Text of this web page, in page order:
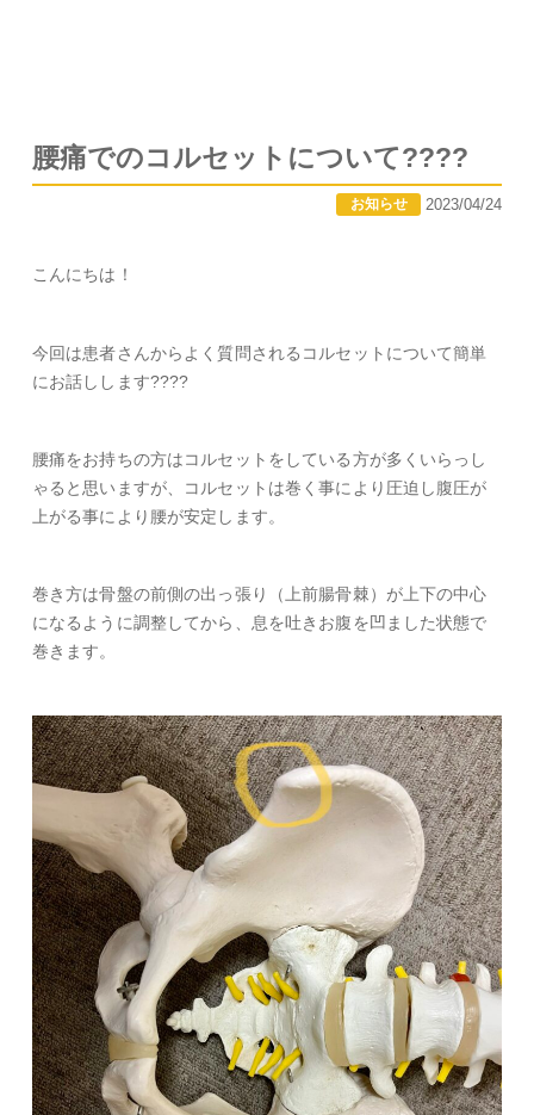
腰痛でのコルセットについて????
お知らせ 2023/04/24
こんにちは！
今回は患者さんからよく質問されるコルセットについて簡単
にお話しします????
腰痛をお持ちの方はコルセットをしている方が多くいらっし
ゃると思いますが、コルセットは巻く事により圧迫し腹圧が
上がる事により腰が安定します。
巻き方は骨盤の前側の出っ張り（上前腸骨棘）が上下の中心
になるように調整してから、息を吐きお腹を凹ました状態で
巻きます。